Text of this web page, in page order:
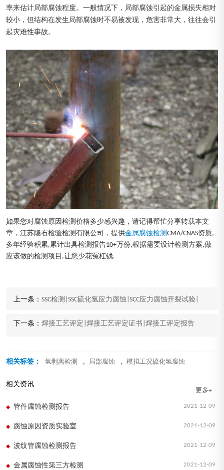
率来估计局部腐蚀程度。一般情况下，局部腐蚀引起的金属损失相对
较小，但结构在发生局部腐蚀时不易被发现，危害非常大，往往会引
起灾难性事故。
如果您对腐蚀原因检测价格多少感兴趣，请记得帮忙分享转载本文
章，江苏隐石检验检测有限公司，提供金属腐蚀检测 CMA/CNAS资质,
多年经验积累,累计出具检测报告10+万份,根据需要设计检测方案,做
应该做的检测项目,让您少花冤枉钱.
上一条： SSC检测|SSC硫化氢应力腐蚀|SCC应力腐蚀开裂试验|
下一条： 焊接工艺评定|焊接工艺评定证书|焊接工评定报告
相关标签： 氢剥离检测 , 局部腐蚀 , 模拟工况硫化氢腐蚀
相关资讯
更多+
2021-12-09
管件腐蚀检测报告
2021-12-09
腐蚀原因资质实验室
2021-12-09
波纹管腐蚀检测报告
2021-12-09
金属腐蚀性第三方检测